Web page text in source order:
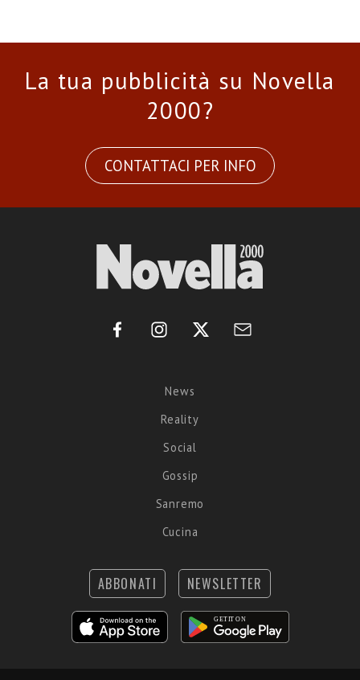
La tua pubblicità su Novella
2000?
CONTATTACI PER INFO
News
Reality
Social
Gossip
Sanremo
Cucina
ABBONATI NEWSLETTER